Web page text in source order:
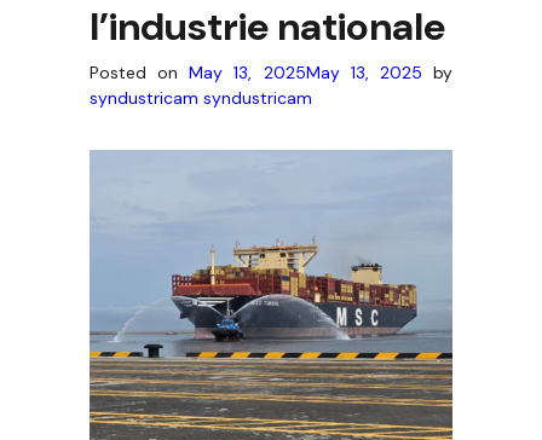
l’industrie nationale
Posted onMay 13, 2025May 13, 2025 by
syndustricam syndustricam